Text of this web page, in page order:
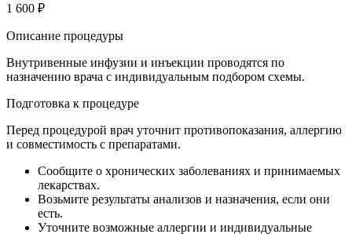
1 600 ₽
Описание процедуры
Внутривенные инфузии и инъекции проводятся по
назначению врача с индивидуальным подбором схемы.
Подготовка к процедуре
Перед процедурой врач уточнит противопоказания, аллергию
и совместимость с препаратами.
Сообщите о хронических заболеваниях и принимаемых
лекарствах.
Возьмите результаты анализов и назначения, если они
есть.
Уточните возможные аллергии и индивидуальные